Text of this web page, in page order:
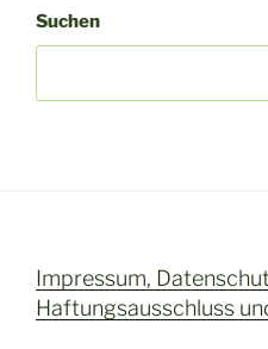
:Suchen
Impressum,
Haftungsausschluss